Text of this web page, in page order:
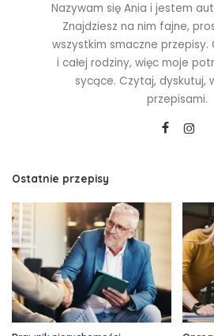
Nazywam się Ania i jestem
Znajdziesz na nim fajne,
wszystkim smaczne przepisy.
i całej rodziny, więc moje
sycące. Czytaj, dyskutuj,
przepisami.
Ostatnie przepisy